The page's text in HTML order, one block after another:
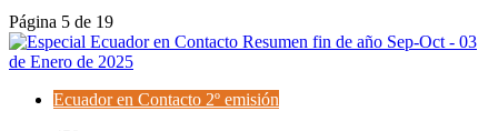
Página 5 de 19
Ecuador en Contacto 2º emisión